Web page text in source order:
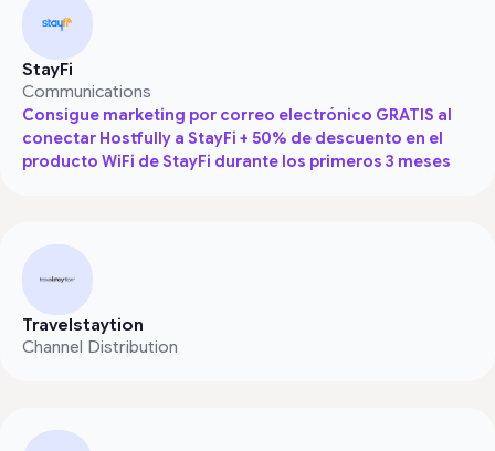
StayFi
Communications
Consigue marketing por correo electrónico GRATIS al
conectar Hostfully a StayFi + 50% de descuento en el
producto WiFi de StayFi durante los primeros 3 meses
Travelstaytion
Channel Distribution